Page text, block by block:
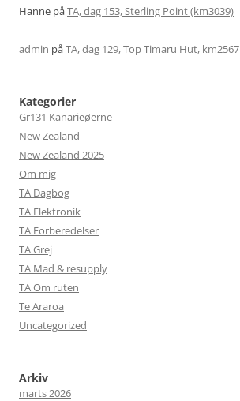
Hanne påTA, dag 153, Sterling Point (km3039)
admin påTA, dag 129, Top Timaru Hut, km2567
Kategorier
Gr131 Kanarieøerne
New Zealand
New Zealand 2025
Om mig
TA Dagbog
TA Elektronik
TA Forberedelser
TA Grej
TA Mad & resupply
TA Om ruten
Te Araroa
Uncategorized
Arkiv
marts 2026